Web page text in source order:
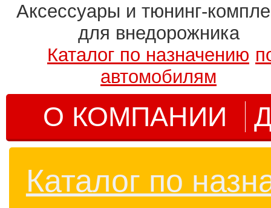
Аксессуары и тюнинг-
для внедорожника
Каталог по назначению
автомобилям
О КОМПАНИИ
Каталог по